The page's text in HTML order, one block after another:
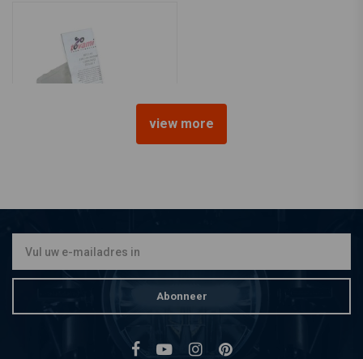
Suzuki GSX 1100 FJ / M GSXR
€105,34
view more
Abonneer